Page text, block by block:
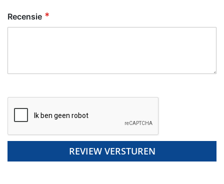
Recensie
REVIEW VERSTUREN